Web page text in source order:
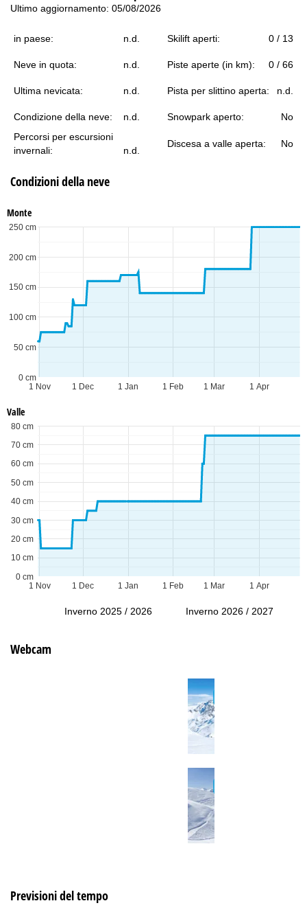
Ultimo aggiornamento: 05/08/2026
in paese: n.d. Skilift aperti: 0 / 13
Neve in quota: n.d. Piste aperte (in km): 0 / 66
Ultima nevicata: n.d. Pista per slittino aperta: n.d.
Condizione della neve: n.d. Snowpark aperto:
No
Percorsi per escursioni
invernali:
n.d.
Discesa a valle aperta: No
Condizioni della neve
Monte
1 Nov 1 Dec 1 Jan 1 Feb 1 Mar 1 Apr
0 cm
50 cm
100 cm
150 cm
200 cm
250 cm
Valle
1 Nov 1 Dec 1 Jan 1 Feb 1 Mar 1 Apr
0 cm
10 cm
20 cm
30 cm
40 cm
50 cm
60 cm
70 cm
80 cm
Inverno 2025 / 2026 Inverno 2026 / 2027
Webcam
Previsioni del tempo